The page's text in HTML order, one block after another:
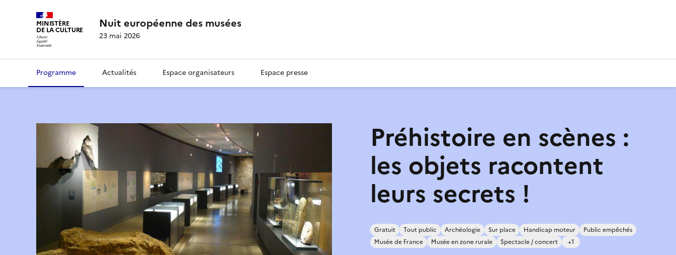
MINISTÈRE
DE LA CULTURE Nuit européenne des musées
23 mai 2026
Programme Actualités Espace organisateurs Espace presse
Préhistoire en scènes :
les objets racontent
leurs secrets !
Gratuit Tout public Archéologie Sur place Handicap moteur
Public empêchés
Musée de France
Musée en zone rurale Spectacle / concert +1